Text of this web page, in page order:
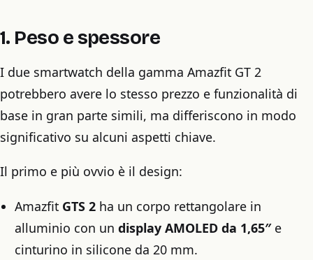
1. Peso e spessore
I due smartwatch della gamma Amazfit GT 2
potrebbero avere lo stesso prezzo e funzionalità di
base in gran parte simili, ma differiscono in modo
significativo su alcuni aspetti chiave.
Il primo e più ovvio è il design:
Amazfit GTS 2ha un corpo rettangolare in
alluminio con un display AMOLED da 1,65″e
cinturino in silicone da 20 mm.